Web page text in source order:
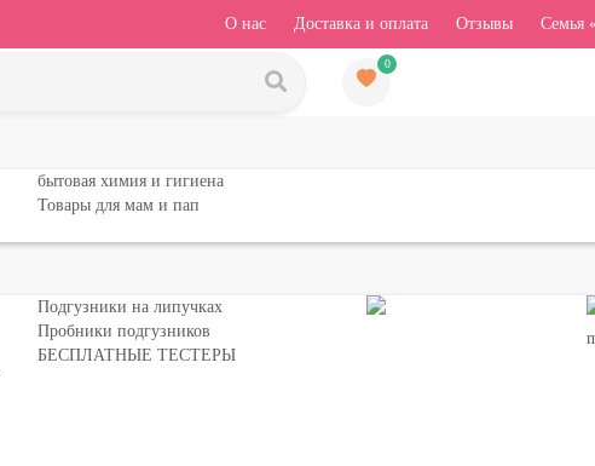
О нас Доставка и оплата Отзывы Семья
0
бытовая химия и гигиена
Товары для мам и пап
Подгузники на липучках
Пробники подгузников
БЕСПЛАТНЫЕ ТЕСТЕРЫ